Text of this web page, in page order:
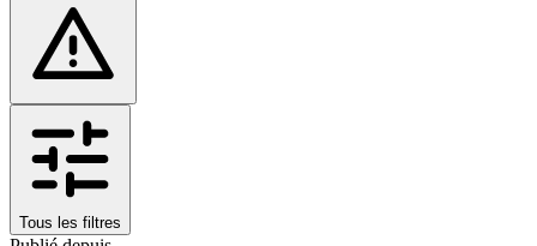
Tous les filtres